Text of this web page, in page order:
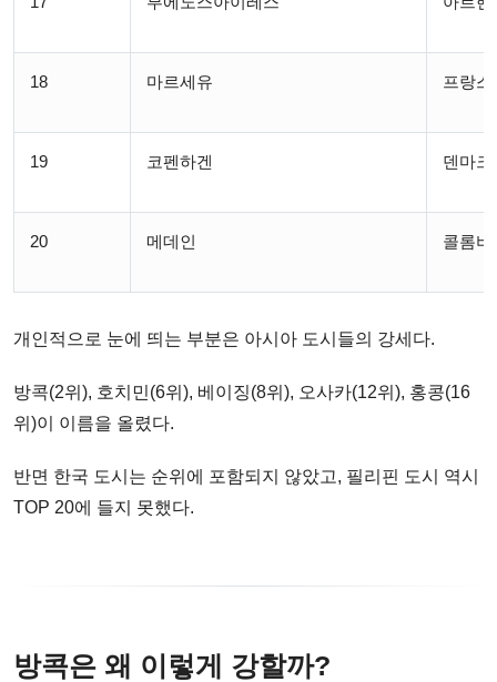
18 마르세유 프랑스
19 코펜하겐 덴마크
20 메데인 콜롬비
개인적으로 눈에 띄는 부분은 아시아 도시들의 강세다.
방콕(2위), 호치민(6위), 베이징(8위), 오사카(12위), 홍콩(16
위)이 이름을 올렸다.
반면 한국 도시는 순위에 포함되지 않았고, 필리핀 도시 역시
TOP 20에 들지 못했다.
방콕은 왜 이렇게 강할까?